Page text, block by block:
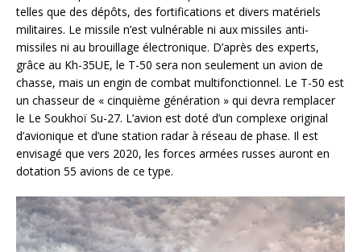
telles que des dépôts, des fortifications et divers matériels
militaires. Le missile n’est vulnérable ni aux missiles anti-
missiles ni au brouillage électronique. D’après des experts,
grâce au Kh-35UE, le T-50 sera non seulement un avion de
chasse, mais un engin de combat multifonctionnel. Le T-50 est
un chasseur de « cinquième génération » qui devra remplacer
le Le Soukhoï Su-27. L’avion est doté d’un complexe original
d’avionique et d’une station radar à réseau de phase. Il est
envisagé que vers 2020, les forces armées russes auront en
dotation 55 avions de ce type.